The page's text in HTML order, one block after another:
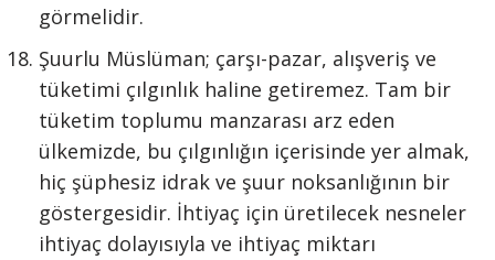
görmelidir.
Şuurlu Müslüman; çarşı-pazar, alışveriş ve
tüketimi çılgınlık haline getiremez. Tam bir
tüketim toplumu manzarası arz eden
ülkemizde, bu çılgınlığın içerisinde yer almak,
hiç şüphesiz idrak ve şuur noksanlığının bir
göstergesidir. İhtiyaç için üretilecek nesneler
ihtiyaç dolayısıyla ve ihtiyaç miktarı